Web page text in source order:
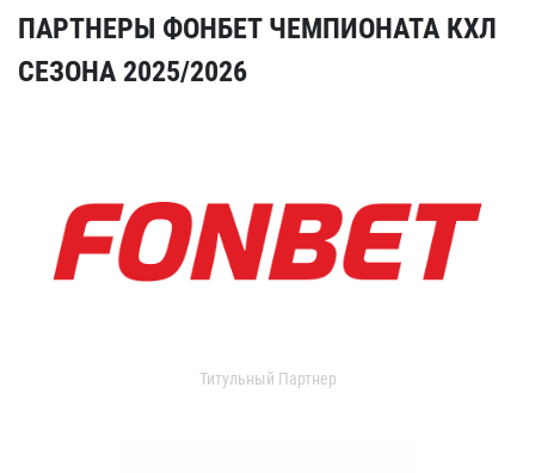
ПАРТНЕРЫ ФОНБЕТ ЧЕМПИОНАТА КХЛ
СЕЗОНА 2025/2026
Титульный Партнер